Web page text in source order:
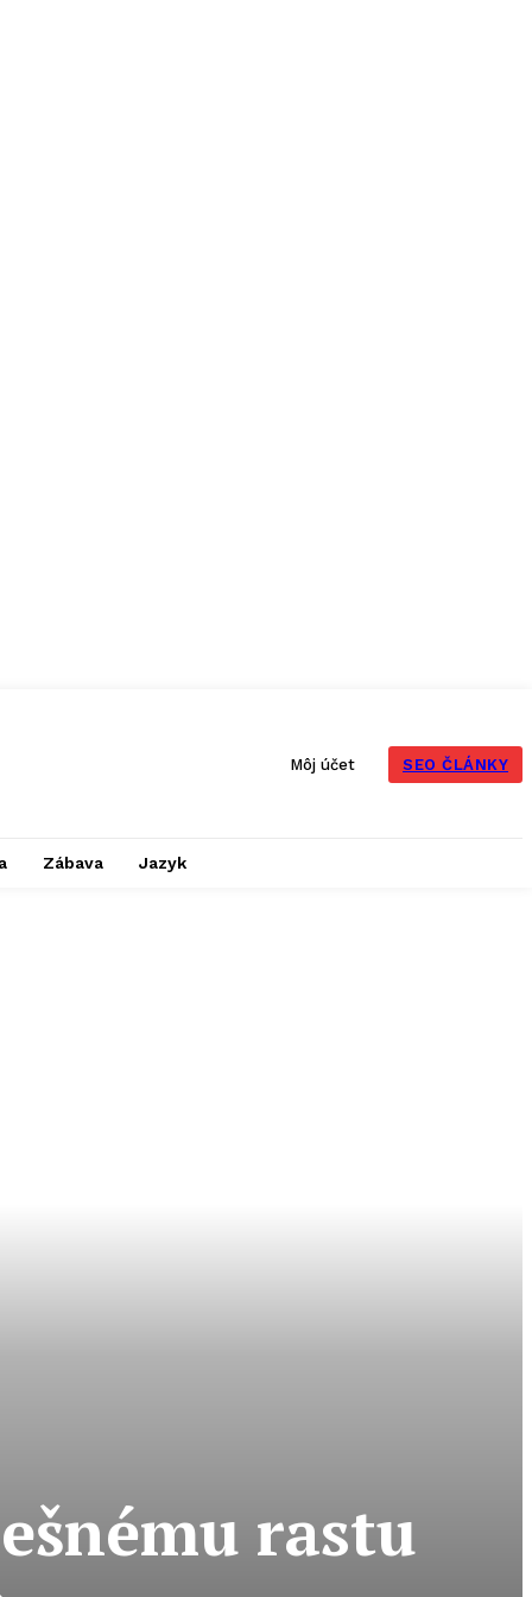
Môj účet SEO ČLÁNKY
Zábava Jazyk
rastu